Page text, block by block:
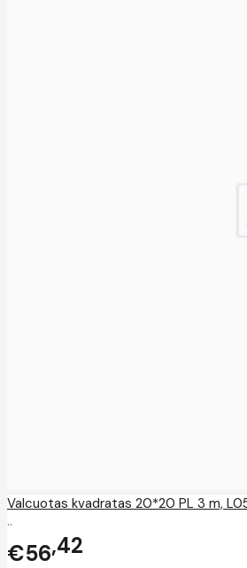
Valcuotas kvadratas 20*20 PL 3 m,
..
€56 42